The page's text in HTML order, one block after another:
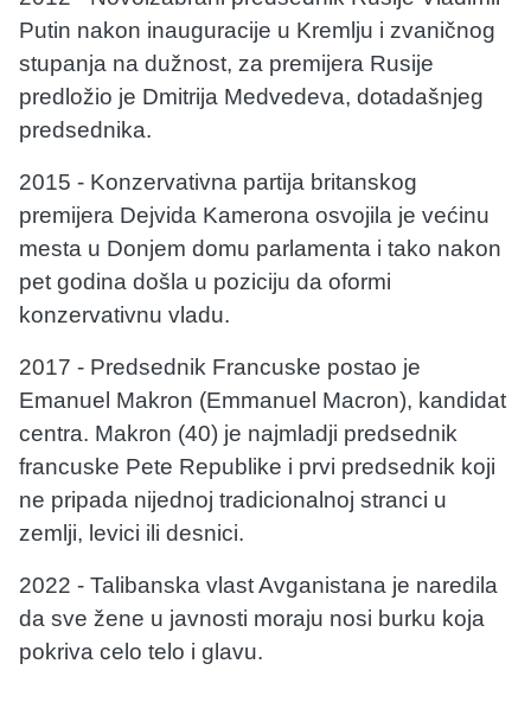
Putin nakon inauguracije u Kremlju i zvaničnog
stupanja na dužnost, za premijera Rusije
predložio je Dmitrija Medvedeva, dotadašnjeg
predsednika.
2015 - Konzervativna partija britanskog
premijera Dejvida Kamerona osvojila je većinu
mesta u Donjem domu parlamenta i tako nakon
pet godina došla u poziciju da oformi
konzervativnu vladu.
2017 - Predsednik Francuske postao je
Emanuel Makron (Emmanuel Macron), kandidat
centra. Makron (40) je najmladji predsednik
francuske Pete Republike i prvi predsednik koji
ne pripada nijednoj tradicionalnoj stranci u
zemlji, levici ili desnici.
2022 - Talibanska vlast Avganistana je naredila
da sve žene u javnosti moraju nosi burku koja
pokriva celo telo i glavu.